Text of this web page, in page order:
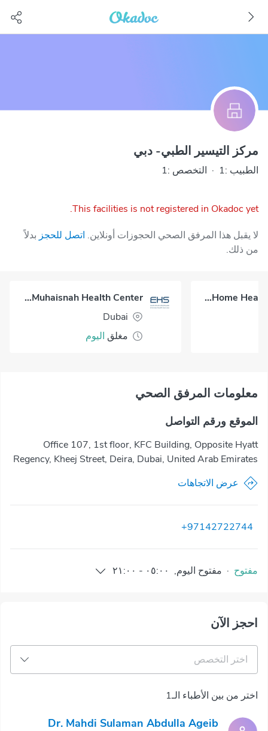
مركز التيسير الطبي- دبي
الطبيب :1 · التخصص :1
This facilities is not registered in Okadoc yet.
لا يقبل هذا المرفق الصحي الحجوزات أونلاين. اتصل للحجز بدلاً
من ذلك.
Al Muhaisnah Health Center
Dubai
مغلق اليوم
Okadoc Home Healthcare - Dubai
معلومات المرفق الصحي
الموقع ورقم التواصل
Office 107, 1st floor, KFC Building, Opposite Hyatt
Regency, Kheej Street, Deira, Dubai, United Arab Emirates
عرض الاتجاهات
+97142722744
مفتوح · مفتوح اليوم, ٠٥:٠٠ - ٢١:٠٠
احجز الآن
اختر التخصص
اختر من بين الأطباء الـ1
Dr. Mahdi Sulaman Abdulla Ageib